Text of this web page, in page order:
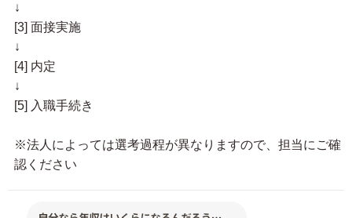
↓
[3] 面接実施
↓
[4] 内定
↓
[5] 入職手続き
※法人によっては選考過程が異なりますので、担当にご確
認ください